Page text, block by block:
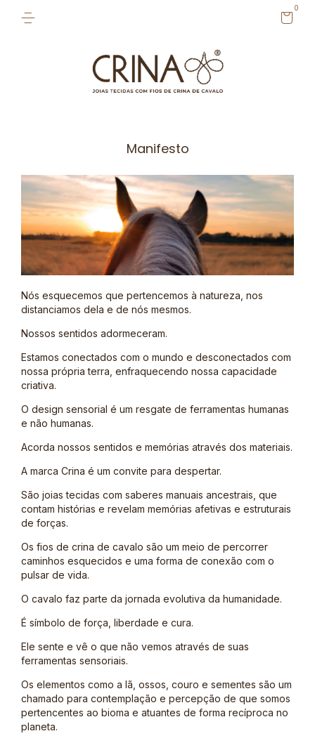
0
Manifesto
Nós esquecemos que pertencemos à natureza, nos
distanciamos dela e de nós mesmos.
Nossos sentidos adormeceram.
Estamos conectados com o mundo e desconectados com
nossa própria terra, enfraquecendo nossa capacidade
criativa.
O design sensorial é um resgate de ferramentas humanas
e não humanas.
Acorda nossos sentidos e memórias através dos materiais.
A marca Crina é um convite para despertar.
São joias tecidas com saberes manuais ancestrais, que
contam histórias e revelam memórias afetivas e estruturais
de forças.
Os fios de crina de cavalo são um meio de percorrer
caminhos esquecidos e uma forma de conexão com o
pulsar de vida.
O cavalo faz parte da jornada evolutiva da humanidade.
É símbolo de força, liberdade e cura.
Ele sente e vê o que não vemos através de suas
ferramentas sensoriais.
Os elementos como a lã, ossos, couro e sementes são um
chamado para contemplação e percepção de que somos
pertencentes ao bioma e atuantes de forma recíproca no
planeta.